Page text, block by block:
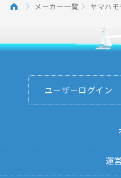
メーカー一覧 ヤマハ
ユーザーログイン
運